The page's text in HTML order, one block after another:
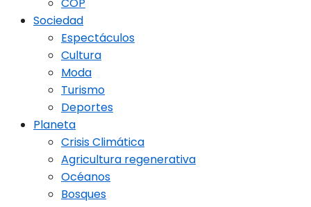
Sociedad
Espectáculos
Cultura
Moda
Turismo
Deportes
Planeta
Crisis Climática
Agricultura regenerativa
Océanos
Bosques